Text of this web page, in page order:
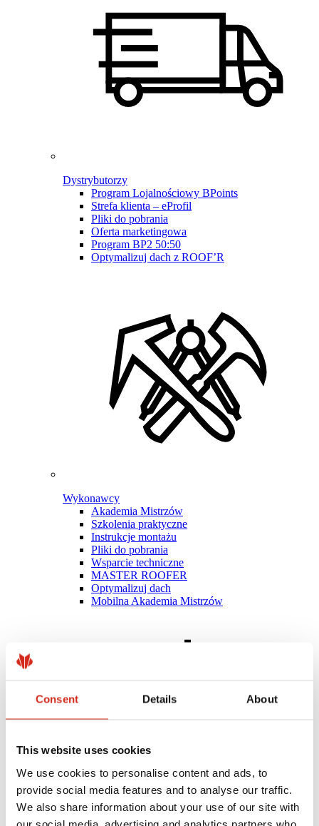
Consent Details About
This website uses cookies
We use cookies to personalise content and ads, to
provide social media features and to analyse our traffic.
We also share information about your use of our site with
our social media, advertising and analytics partners who
Dystrybutorzy
Program Lojalnościowy BPoints
Strefa klienta – eProfil
Pliki do pobrania
Oferta marketingowa
Program BP2 50:50
Optymalizuj dach z ROOF’R
Wykonawcy
Akademia Mistrzów
Szkolenia praktyczne
Instrukcje montażu
Pliki do pobrania
Wsparcie techniczne
MASTER ROOFER
Optymalizuj dach
Mobilna Akademia Mistrzów